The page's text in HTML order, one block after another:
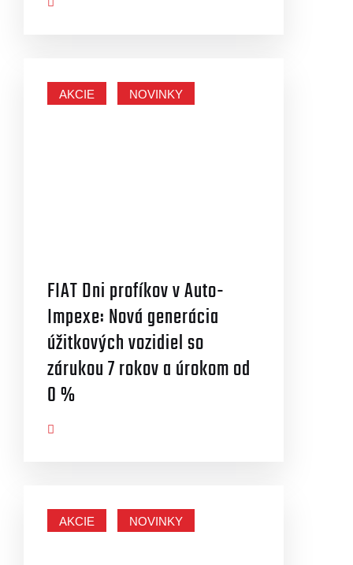
AKCIE NOVINKY
FIAT Dni profíkov v Auto-
Impexe: Nová generácia
úžitkových vozidiel so
zárukou 7 rokov a úrokom od
0 %
AKCIE NOVINKY